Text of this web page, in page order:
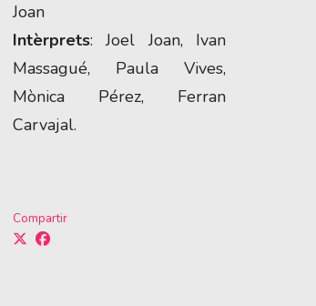
Joan
Intèrprets: Joel Joan, Ivan
Massagué, Paula Vives,
Mònica Pérez, Ferran
Carvajal.
Compartir